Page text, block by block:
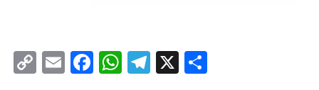
C
E
F
W T
X